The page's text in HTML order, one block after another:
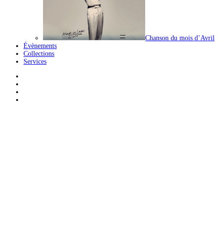
Chanson du mois d’Avril
Évènements
Collections
Services